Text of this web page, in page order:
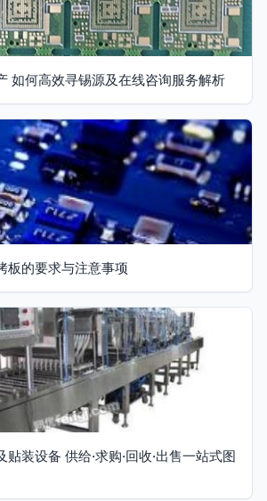
如何高效寻锡源及在线咨询服务解析
板的要求与注意事项
装设备 供给·求购·回收·出售一站式图